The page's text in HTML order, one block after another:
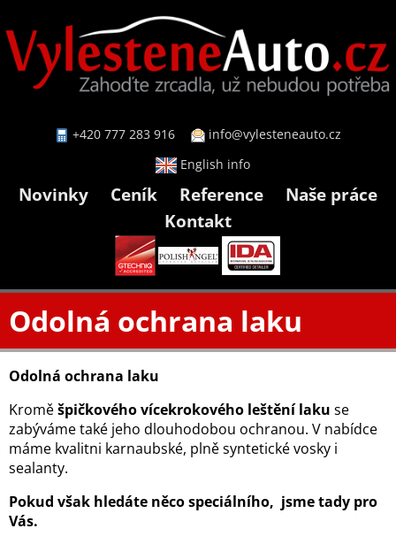
+420 777 283 916
info@vylesteneauto.cz
English info
Novinky Ceník Reference
Naše práce
Kontakt
Odolná ochrana laku
Odolná ochrana laku
Kroměšpičkového vícekrokového leštění laku se
zabýváme také jeho dlouhodobou ochranou. V nabídce
máme kvalitni karnaubské, plně syntetické vosky i
sealanty.
Pokud však hledáte něco speciálního, jsme tady pro
Vás.